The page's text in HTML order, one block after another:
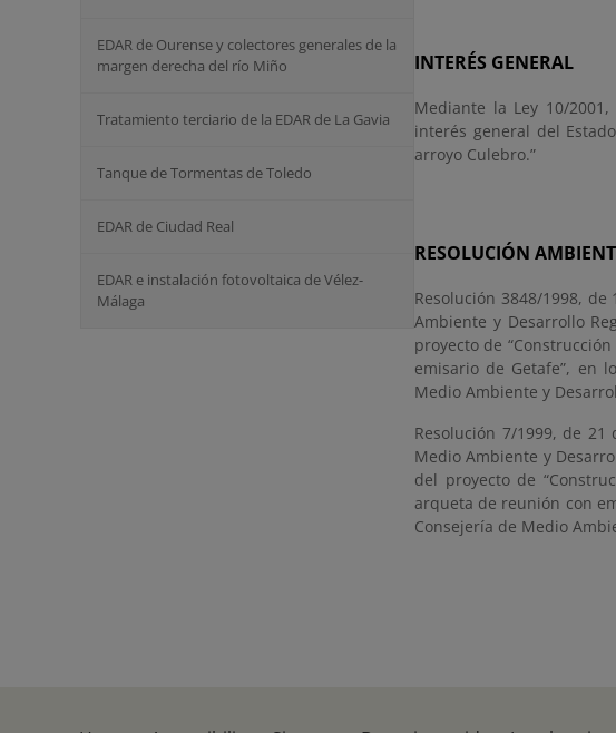
EDAR de Ourense y colectores generales de la
margen derecha del río Miño
Tratamiento terciario de la EDAR de La Gavia
Tanque de Tormentas de Toledo
EDAR de Ciudad Real
EDAR e instalación fotovoltaica de Vélez-
Málaga
INTERÉS GENERAL
Mediante la Ley 10/
interés general del
arroyo Culebro.”
RESOLUCIÓN
Resolución 3848/1998,
Ambiente y Desarrollo
proyecto de
emisario de Getafe”, en
Medio Ambiente y
Resolución 7/1999, de
Medio Ambiente y
del proyecto de
arqueta de reunión con
Consejería de Medio